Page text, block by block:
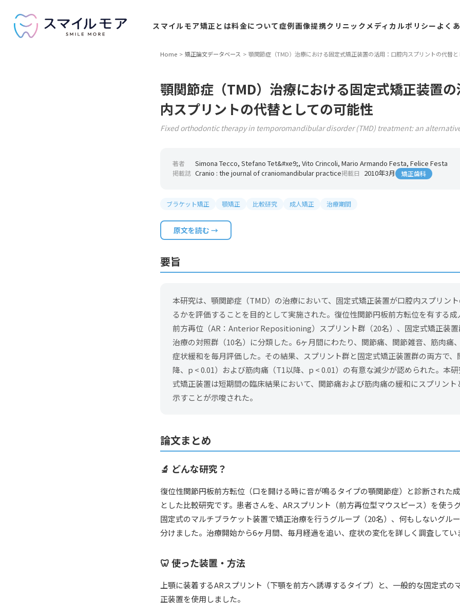
スマイルモア矯正とは料金について症例画像提携クリニックメディカルポリシー よく
Home 矯正論文データベース 顎関節症（TMD）治療における固定式矯正装置の活用：口腔内スプリントの代替
顎関節症（TMD）治療における固定式矯正装置
内スプリントの代替としての可能性
Fixed orthodontic therapy in temporomandibular disorder (TMD) treatment: an
著者 Simona Tecco, Stefano Tet&#xe9;, Vito Crincoli, Mario Armando Festa, Felice Festa
掲載誌 Cranio : the journal of craniomandibular practice掲載日 2010年3月 矯正歯科
ブラケット矯正 顎矯正 比較研究 成人矯正 治療期間
原文を読む →
要旨
本研究は、顎関節症（TMD）の治療において、固定式矯正装置が口腔内スプリン
るかを評価することを目的として実施された。復位性関節円板前方転位を有する成
前方再位（AR：Anterior Repositioning）スプリント群（20名）、固定式矯正装置
治療の対照群（10名）に分類した。6ヶ月間にわたり、関節痛、関節雑音、筋肉痛
症状緩和を毎月評価した。その結果、スプリント群と固定式矯正装置群の両方で、
降、p < 0.01）および筋肉痛（T1以降、p < 0.01）の有意な減少が認められた。本
式矯正装置は短期間の臨床結果において、関節痛および筋肉痛の緩和にスプリント
示すことが示唆された。
論文まとめ
🔬 どんな研究？
復位性関節円板前方転位（口を開ける時に音が鳴るタイプの顎関節症）と診断された
とした比較研究です。患者さんを、ARスプリント（前方再位型マウスピース）を使う
固定式のマルチブラケット装置で矯正治療を行うグループ（20名）、何もしないグル
分けました。治療開始から6ヶ月間、毎月経過を追い、症状の変化を詳しく調査してい
🦷 使った装置・方法
上顎に装着するARスプリント（下顎を前方へ誘導するタイプ）と、一般的な固定式の
正装置を使用しました。